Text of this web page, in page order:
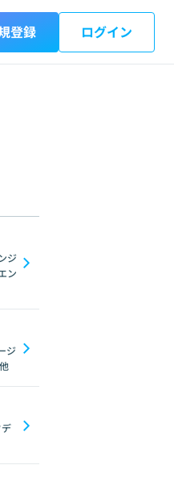
登録 ログイン
ジ
ン
ジ
他